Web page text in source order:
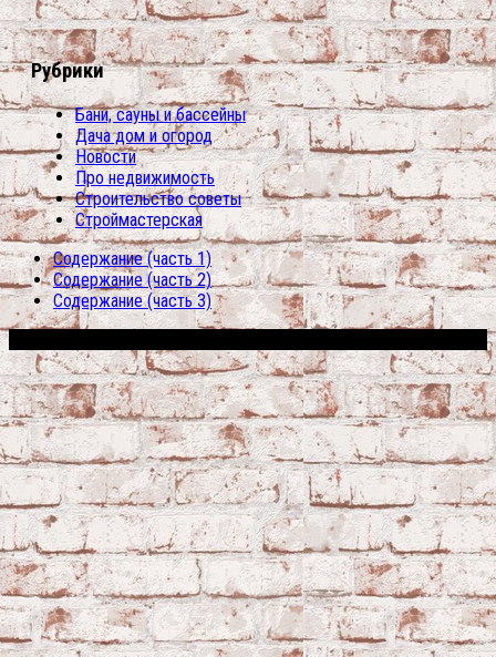
Рубрики
Бани, сауны и бассейны
Дача дом и огород
Новости
Про недвижимость
Строительство советы
Строймастерская
Содержание (часть 1)
Содержание (часть 2)
Содержание (часть 3)